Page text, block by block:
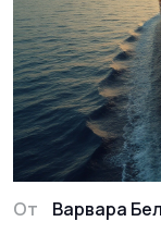
От Варвара